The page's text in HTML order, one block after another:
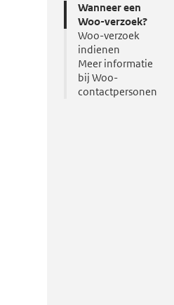
Wanneer een
Woo-verzoek?
Woo-verzoek
indienen
Meer informatie
bij Woo-
contactpersonen